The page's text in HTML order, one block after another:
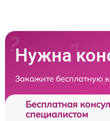
Нужна
Закажите бесплатную
Бесплатная
специалистом